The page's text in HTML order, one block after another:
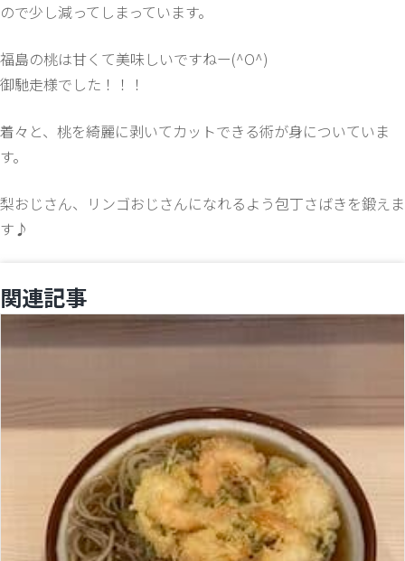
ので少し減ってしまっています。
福島の桃は甘くて美味しいですねー(^O^)
御馳走様でした！！！
着々と、桃を綺麗に剥いてカットできる術が身についていま
す。
梨おじさん、リンゴおじさんになれるよう包丁さばきを鍛えま
す♪
関連記事